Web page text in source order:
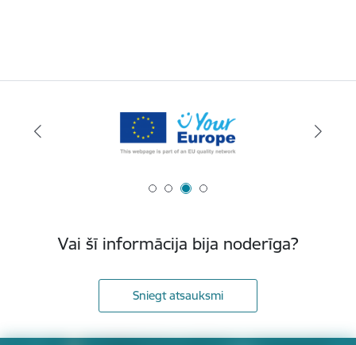
Vai šī informācija bija noderīga?
Sniegt atsauksmi